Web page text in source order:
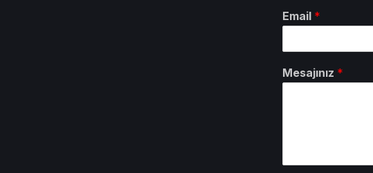
Email *
Mesajınız *